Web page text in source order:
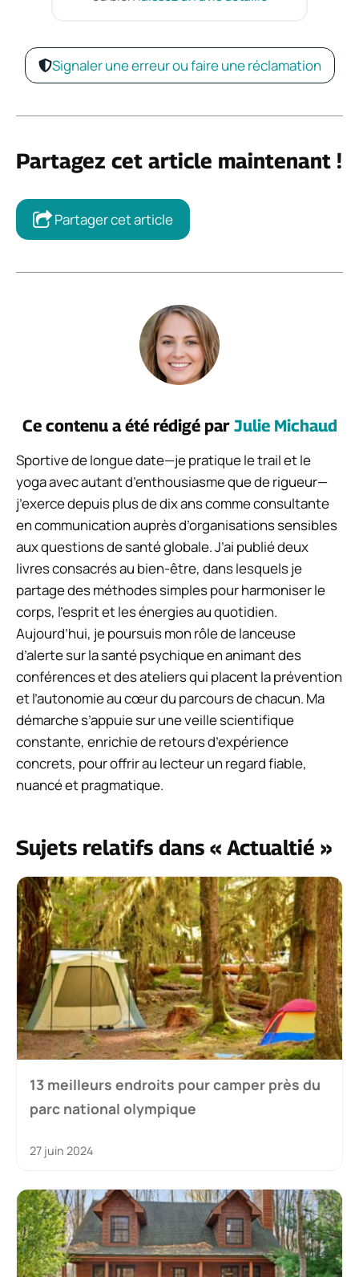
Signaler une erreur ou faire une réclamation
Partagez cet article maintenant !
Partager cet article
Ce contenu a été rédigé par Julie Michaud
Sportive de longue date—je pratique le trail et le
yoga avec autant d’enthousiasme que de rigueur—
j’exerce depuis plus de dix ans comme consultante
en communication auprès d’organisations sensibles
aux questions de santé globale. J’ai publié deux
livres consacrés au bien-être, dans lesquels je
partage des méthodes simples pour harmoniser le
corps, l’esprit et les énergies au quotidien.
Aujourd’hui, je poursuis mon rôle de lanceuse
d’alerte sur la santé psychique en animant des
conférences et des ateliers qui placent la prévention
et l’autonomie au cœur du parcours de chacun. Ma
démarche s’appuie sur une veille scientifique
constante, enrichie de retours d’expérience
concrets, pour offrir au lecteur un regard fiable,
nuancé et pragmatique.
Sujets relatifs dans « Actualtié »
13 meilleurs endroits pour camper près du
parc national olympique
27 juin 2024